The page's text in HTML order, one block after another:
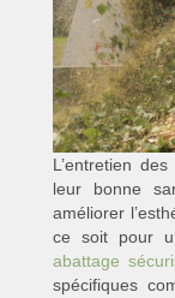
L’entretien
leur bonne
améliorer
ce soit pour
abattage
spécifiques